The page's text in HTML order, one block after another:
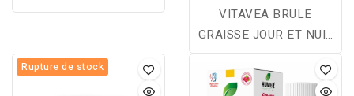
naturel pour l’énergie, la
soutien des défenses
immunitaires.
VITAVEA BRULE
GRAISSE JOUR ET NUIT
EXTRA FORT 30
GELULES
Rupture de stock